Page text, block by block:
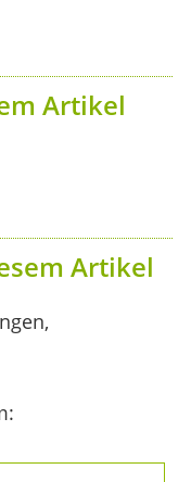
Artikel
Artikel